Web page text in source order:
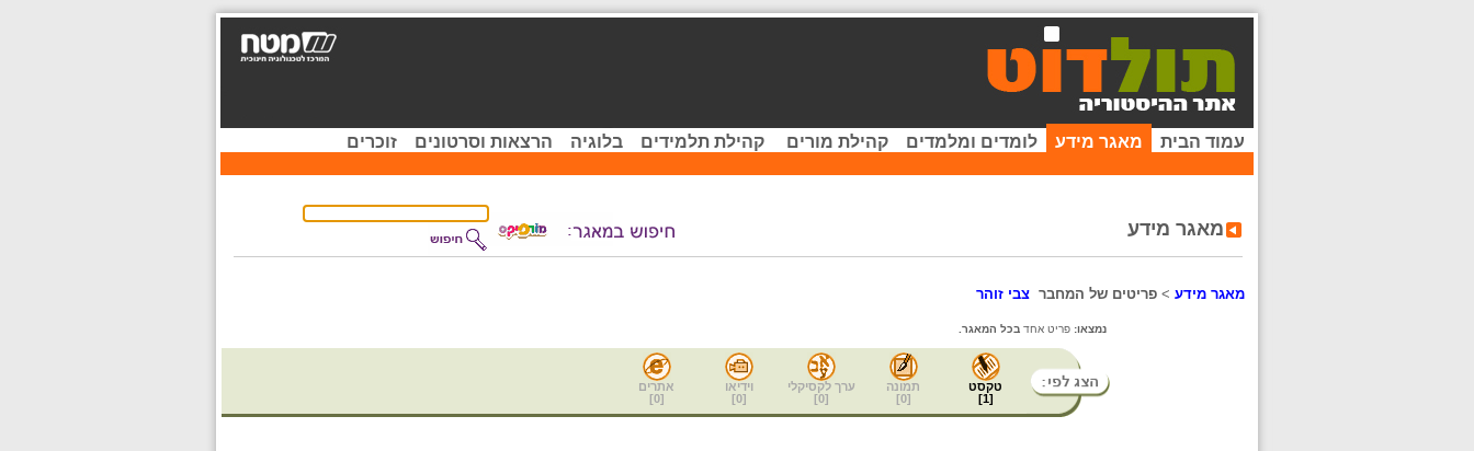
עמוד הבית מאגר מידע לומדים ומלמדים קהילת מורים קהילת תלמידים בלוגיה הרצאות וסרטונים זוכרים
מאגר מידע
מאגר מידע > פריטים של המחבר צבי זוהר
נמצאו: פריט אחד בכל המאגר.
טקסט
[
1
]
תמונה
[
0
]
ערך לקסיקלי
[
0
]
וידיאו
[
0
]
אתרים
[
0
]